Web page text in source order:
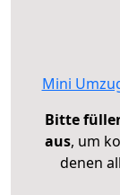
Mini
Bitte
aus, um
denen